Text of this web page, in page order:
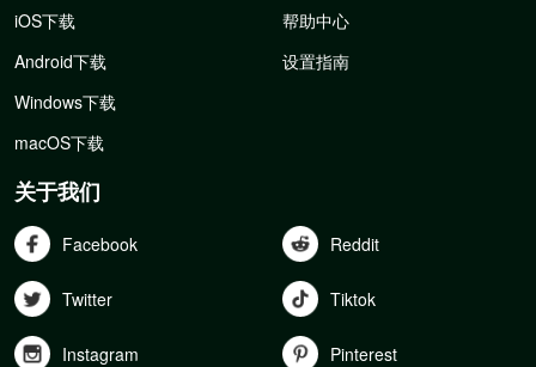
iOS下载
Android下载
Windows下载
macOS下载
帮助中心
设置指南
关于我们
Facebook Reddit
Twitter Tiktok
Instagram Pinterest